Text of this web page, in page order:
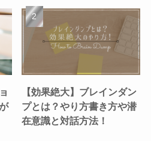
【効果絶大】ブレインダン
プとは？やり方書き方や潜
在意識と対話方法！